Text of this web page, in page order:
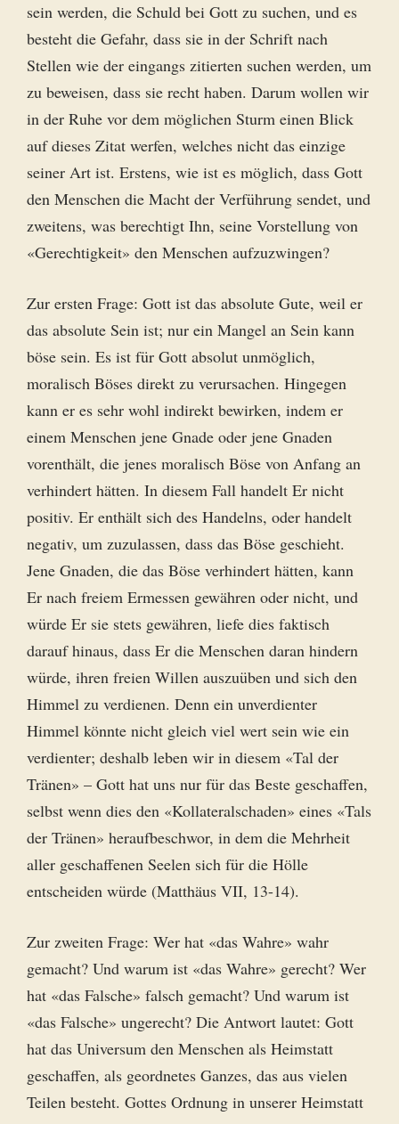
sein werden, die Schuld bei Gott zu suchen, und es
besteht die Gefahr, dass sie in der Schrift nach
Stellen wie der eingangs zitierten suchen werden, um
zu beweisen, dass sie recht haben. Darum wollen wir
in der Ruhe vor dem möglichen Sturm einen Blick
auf dieses Zitat werfen, welches nicht das einzige
seiner Art ist. Erstens, wie ist es möglich, dass Gott
den Menschen die Macht der Verführung sendet, und
zweitens, was berechtigt Ihn, seine Vorstellung von
«Gerechtigkeit» den Menschen aufzuzwingen?
Zur ersten Frage: Gott ist das absolute Gute, weil er
das absolute Sein ist; nur ein Mangel an Sein kann
böse sein. Es ist für Gott absolut unmöglich,
moralisch Böses direkt zu verursachen. Hingegen
kann er es sehr wohl indirekt bewirken, indem er
einem Menschen jene Gnade oder jene Gnaden
vorenthält, die jenes moralisch Böse von Anfang an
verhindert hätten. In diesem Fall handelt Er nicht
positiv. Er enthält sich des Handelns, oder handelt
negativ, um zuzulassen, dass das Böse geschieht.
Jene Gnaden, die das Böse verhindert hätten, kann
Er nach freiem Ermessen gewähren oder nicht, und
würde Er sie stets gewähren, liefe dies faktisch
darauf hinaus, dass Er die Menschen daran hindern
würde, ihren freien Willen auszuüben und sich den
Himmel zu verdienen. Denn ein unverdienter
Himmel könnte nicht gleich viel wert sein wie ein
verdienter; deshalb leben wir in diesem «Tal der
Tränen» – Gott hat uns nur für das Beste geschaffen,
selbst wenn dies den «Kollateralschaden» eines «Tals
der Tränen» heraufbeschwor, in dem die Mehrheit
aller geschaffenen Seelen sich für die Hölle
entscheiden würde (Matthäus VII, 13-14).
Zur zweiten Frage: Wer hat «das Wahre» wahr
gemacht? Und warum ist «das Wahre» gerecht? Wer
hat «das Falsche» falsch gemacht? Und warum ist
«das Falsche» ungerecht? Die Antwort lautet: Gott
hat das Universum den Menschen als Heimstatt
geschaffen, als geordnetes Ganzes, das aus vielen
Teilen besteht. Gottes Ordnung in unserer Heimstatt